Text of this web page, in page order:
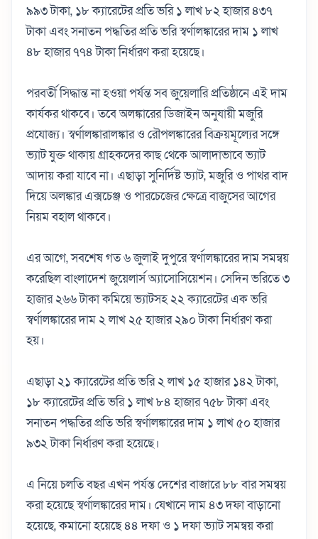
৯৯৩ টাকা, ১৮ ক্যারেটের প্রতি ভরি ১ লাখ ৮২ হাজার ৪৩৭
টাকা এবং সনাতন পদ্ধতির প্রতি ভরি স্বর্ণালঙ্কারের দাম ১ লাখ
৪৮ হাজার ৭৭৪ টাকা নির্ধারণ করা হয়েছে।
পরবর্তী সিদ্ধান্ত না হওয়া পর্যন্ত সব জুয়েলারি প্রতিষ্ঠানে এই দাম
কার্যকর থাকবে। তবে অলঙ্কারের ডিজাইন অনুযায়ী মজুরি
প্রযোজ্য। স্বর্ণালঙ্কারালঙ্কার ও রৌপলঙ্কারের বিক্রয়মূল্যের সঙ্গে
ভ্যাট যুক্ত থাকায় গ্রাহকদের কাছ থেকে আলাদাভাবে ভ্যাট
আদায় করা যাবে না। এছাড়া সুনির্দিষ্ট ভ্যাট, মজুরি ও পাথর বাদ
দিয়ে অলঙ্কার এক্সচেঞ্জ ও পারচেজের ক্ষেত্রে বাজুসের আগের
নিয়ম বহাল থাকবে।
এর আগে, সবশেষ গত ৬ জুলাই দুপুরে স্বর্ণালঙ্কারের দাম সমন্বয়
করেছিল বাংলাদেশ জুয়েলার্স অ্যাসোসিয়েশন। সেদিন ভরিতে ৩
হাজার ২৬৬ টাকা কমিয়ে ভ্যাটসহ ২২ ক্যারেটের এক ভরি
স্বর্ণালঙ্কারের দাম ২ লাখ ২৫ হাজার ২৯০ টাকা নির্ধারণ করা
হয়।
এছাড়া ২১ ক্যারেটের প্রতি ভরি ২ লাখ ১৫ হাজার ১৪২ টাকা,
১৮ ক্যারেটের প্রতি ভরি ১ লাখ ৮৪ হাজার ৭৫৮ টাকা এবং
সনাতন পদ্ধতির প্রতি ভরি স্বর্ণালঙ্কারের দাম ১ লাখ ৫০ হাজার
৯৩২ টাকা নির্ধারণ করা হয়েছে।
এ নিয়ে চলতি বছর এখন পর্যন্ত দেশের বাজারে ৮৮ বার সমন্বয়
করা হয়েছে স্বর্ণালঙ্কারের দাম। যেখানে দাম ৪৩ দফা বাড়ানো
হয়েছে, কমানো হয়েছে ৪৪ দফা ও ১ দফা ভ্যাট সমন্বয় করা